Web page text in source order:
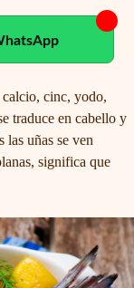
cinc, yodo,
traduce en cabello y
las uñas se ven
significa que